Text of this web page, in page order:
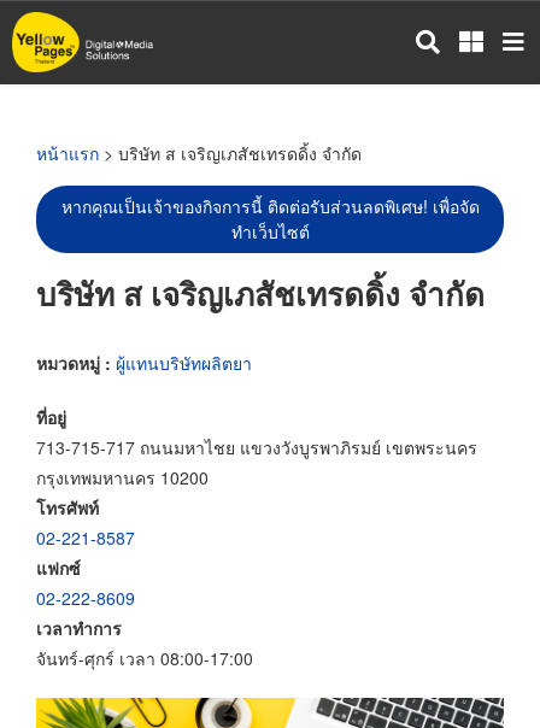
ข้าม
ไป
หน้าแรก > บริษัท ส เจริญเภสัชเทรดดิ้ง จำกัด
หากคุณเป็นเจ้าของกิจการนี้ ติดต่อรับส่วนลดพิเศษ! เพื่อจัด
ทำเว็บไซต์
บริษัท ส เจริญเภสัชเทรดดิ้ง จำกัด
หมวดหมู่ : ผู้แทนบริษัทผลิตยา
ที่อยู่
713-715-717 ถนนมหาไชย แขวงวังบูรพาภิรมย์ เขตพระนคร
กรุงเทพมหานคร 10200
โทรศัพท์
02-221-8587
แฟกซ์
02-222-8609
เวลาทำการ
จันทร์-ศุกร์ เวลา 08:00-17:00